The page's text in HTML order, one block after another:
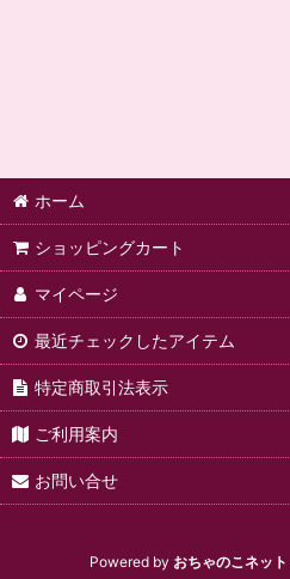
ホーム
ショッピングカート
マイページ
最近チェックしたアイテム
特定商取引法表示
ご利用案内
お問い合せ
Powered by おちゃのこネット